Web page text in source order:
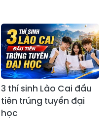
3 thí sinh Lào Cai đầu
tiên trúng tuyển đại
học